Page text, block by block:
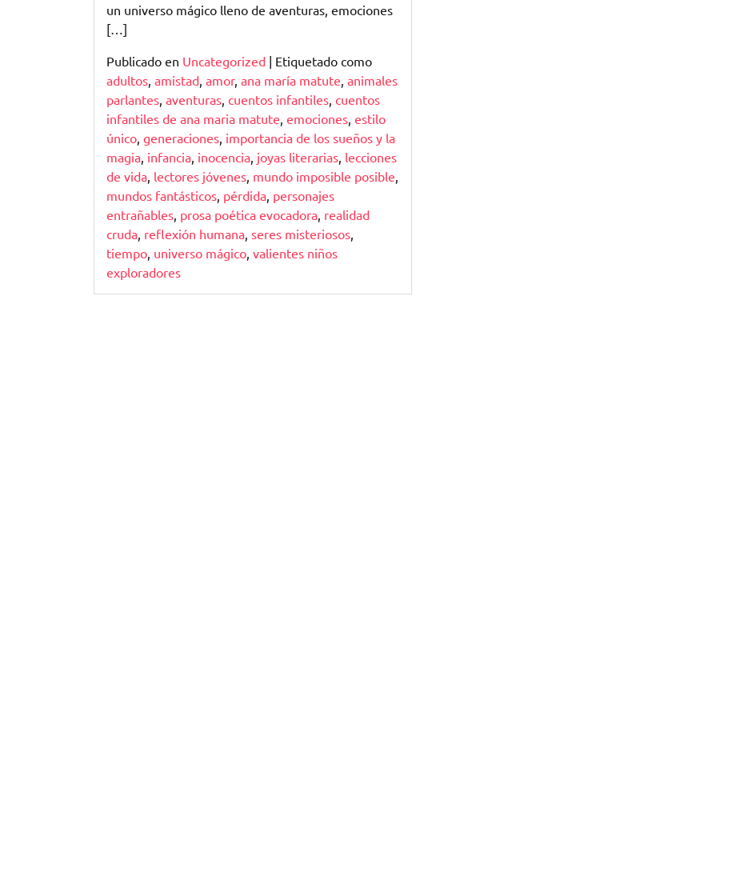
un universo mágico lleno de aventuras, emociones
[…]
Publicado en Uncategorized | Etiquetado como
adultos, amistad, amor, ana maría matute, animales
parlantes, aventuras, cuentos infantiles, cuentos
infantiles de ana maria matute, emociones, estilo
único, generaciones, importancia de los sueños y la
magia, infancia, inocencia, joyas literarias, lecciones
de vida, lectores jóvenes, mundo imposible posible,
mundos fantásticos, pérdida, personajes
entrañables, prosa poética evocadora, realidad
cruda, reflexión humana, seres misteriosos,
tiempo, universo mágico, valientes niños
exploradores